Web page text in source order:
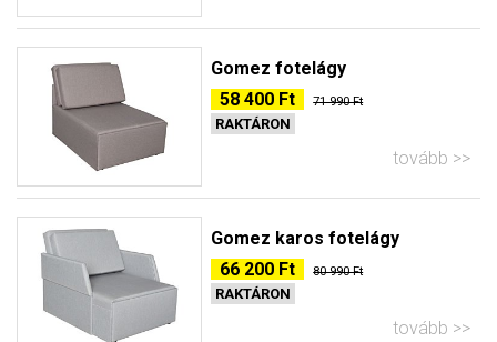
Gomez fotelágy
58 400 Ft
71 990 Ft
RAKTÁRON
tovább
Gomez karos fotelágy
66 200 Ft
80 990 Ft
RAKTÁRON
tovább